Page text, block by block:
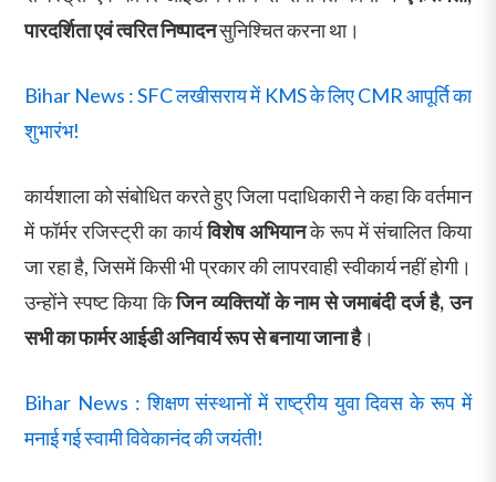
पारदर्शिता एवं त्वरित निष्पादनसुनिश्चित करना था।
Bihar News : SFC लखीसराय में KMS के लिए CMR आपूर्ति का
शुभारंभ!
कार्यशाला को संबोधित करते हुए जिला पदाधिकारी ने कहा कि वर्तमान
में फॉर्मर रजिस्ट्री का कार्यविशेष अभियानके रूप में संचालित किया
जा रहा है, जिसमें किसी भी प्रकार की लापरवाही स्वीकार्य नहीं होगी।
उन्होंने स्पष्ट किया किजिन व्यक्तियों के नाम से जमाबंदी दर्ज है, उन
सभी का फार्मर आईडी अनिवार्य रूप से बनाया जाना है।
Bihar News : शिक्षण संस्थानों में राष्ट्रीय युवा दिवस के रूप में
मनाई गई स्वामी विवेकानंद की जयंती!